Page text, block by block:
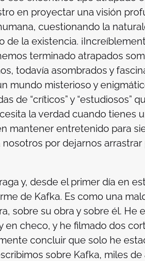
en proyectar una visión
cuestionando la
de la existencia.
terminado atrapados
todavía asombrados y
mundo misterioso y
de “críticos” y “estudiosos”
la verdad cuando tienes
mantener entretenido para
nosotros por dejarnos
y, desde el primer día en
de Kafka. Es como una
sobre su obra y sobre él. He
en checo, y he filmado dos
concluir que solo he
sobre Kafka, miles